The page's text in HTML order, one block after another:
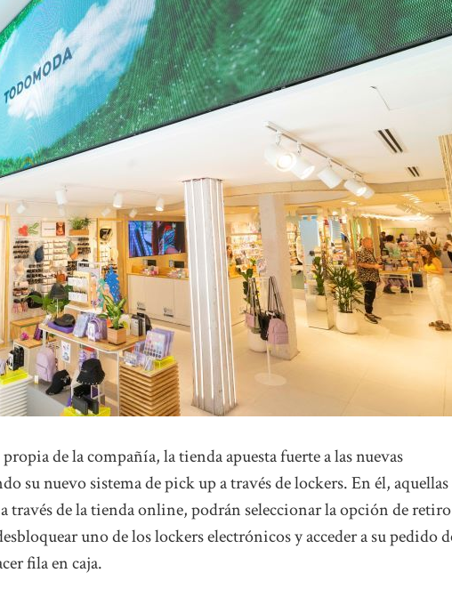
de la compañía, la tienda apuesta fuerte a las nuevas
su nuevo sistema de pick up a través de lockers. En él, aquellas
través de la tienda online, podrán seleccionar la opción de
uno de los lockers electrónicos y acceder a su pedido
fila en caja.